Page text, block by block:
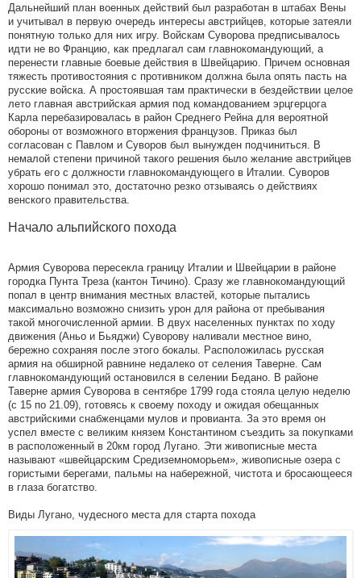
Дальнейший план военных действий был разработан в штабах Вены
и учитывал в первую очередь интересы австрийцев, которые затеяли
понятную только для них игру. Войскам Суворова предписывалось
идти не во Францию, как предлагал сам главнокомандующий, а
перенести главные боевые действия в Швейцарию. Причем основная
тяжесть противостояния с противником должна была опять пасть на
русские войска. А простоявшая там практически в бездействии целое
лето главная австрийская армия под командованием эрцгерцога
Карла перебазировалась в район Среднего Рейна для вероятной
обороны от возможного вторжения французов. Приказ был
согласован с Павлом и Суворов был вынужден подчиниться. В
немалой степени причиной такого решения было желание австрийцев
убрать его с должности главнокомандующего в Италии. Суворов
хорошо понимал это, достаточно резко отзываясь о действиях
венского правительства.
Начало альпийского похода
Армия Суворова пересекла границу Италии и Швейцарии в районе
городка Пунта Треза (кантон Тичино). Сразу же главнокомандующий
попал в центр внимания местных властей, которые пытались
максимально возможно снизить урон для района от пребывания
такой многочисленной армии. В двух населенных пунктах по ходу
движения (Аньо и Бьяджи) Суворову наливали местное вино,
бережно сохраняя после этого бокалы. Расположилась русская
армия на обширной равнине недалеко от селения Таверне. Сам
главнокомандующий остановился в селении Бедано. В районе
Таверне армия Суворова в сентябре 1799 года стояла целую неделю
(с 15 по 21.09), готовясь к своему походу и ожидая обещанных
австрийскими снабженцами мулов и провианта. За это время он
успел вместе с великим князем Константином съездить за покупками
в расположенный в 20км город Лугано. Эти живописные места
называют «швейцарским Средиземноморьем», живописные озера с
гористыми берегами, пальмы на набережной, чистота и бросающееся
в глаза богатство.
Виды Лугано, чудесного места для старта похода